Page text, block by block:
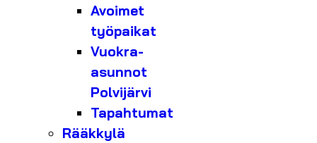
Avoimet
työpaikat
Vuokra-
asunnot
Polvijärvi
Tapahtumat
Rääkkylä